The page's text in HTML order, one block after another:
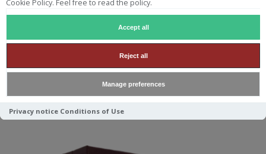
Cookie Policy. Feel free to read the policy.
Accept all
Reject all
Manage preferences
Privacy notice Conditions of Use
BALBLAIR